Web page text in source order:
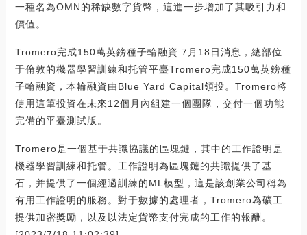
一種名為OMN的稀缺數字貨幣，這進一步增加了其吸引力和
價值。
Tromero完成150萬英鎊種子輪融資:7月18日消息，總部位
于倫敦的機器學習訓練和托管平臺Tromero完成150萬英鎊種
子輪融資，本輪融資由Blue Yard Capital領投。Tromero將
使用這筆投資在未來12個月內組建一個團隊，交付一個功能
完備的平臺測試版。
Tromero是一個基于共識協議的區塊鏈，其中的工作證明是
機器學習訓練和托管。工作證明為區塊鏈的共識提供了基
石，并提供了一個經過訓練的ML模型，這是該創業公司稱為
有用工作證明的服務。對于數據的處理者，Tromero為礦工
提供加密獎勵，以及以法定貨幣支付完成的工作的報酬。